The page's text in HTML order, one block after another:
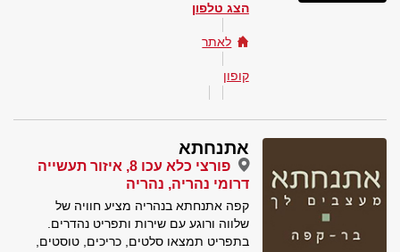
הצג טלפון
לאתר
קופון
אתנחתא
פורצי כלא עכו 8, איזור תעשייה
דרומי נהריה, נהריה
קפה אתנחתא בנהריה מציע חוויה של
שלווה ורוגע עם שירות ותפריט נהדרים.
בתפריט תמצאו סלטים, כריכים, טוסטים,